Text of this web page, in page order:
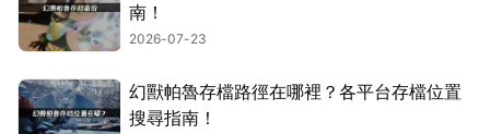
南！
2026-07-23
幻獸帕魯存檔路徑在哪裡？各平台存檔位置
搜尋指南！